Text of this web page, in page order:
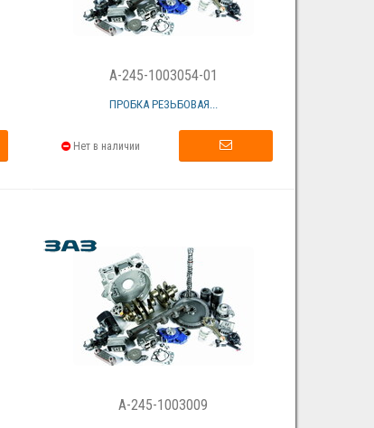
A-245-1003054-01
ПРОБКА РЕЗЬБОВАЯ...
Нет в наличии
A-245-1003009